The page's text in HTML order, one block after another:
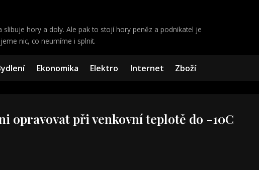
slibuje hory a doly. Ale pak to stojí hory peněz a podnikatel je
nic, co neumíme i splnit.
Ekonomika Elektro Internet Zboží
opravovat při venkovní teplotě do -10C